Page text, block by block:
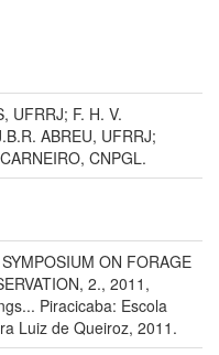
UFRRJ; F. H. V.
ABREU, UFRRJ;
CNPGL.
ON FORAGE
2., 2011,
Piracicaba: Escola
Luiz de Queiroz, 2011.